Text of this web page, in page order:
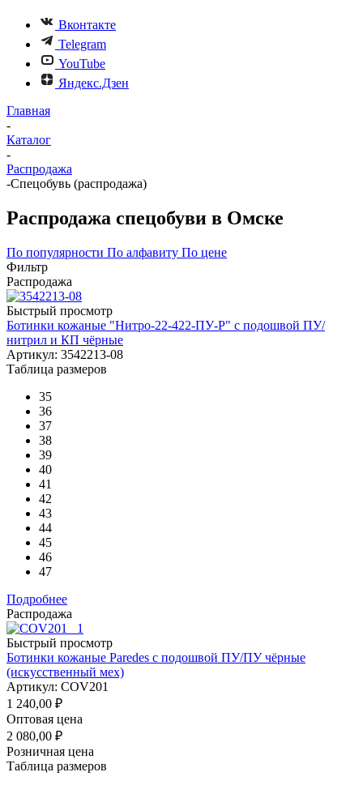
Вконтакте
Telegram
YouTube
Яндекс.Дзен
Главная
-
Каталог
-
Распродажа
-Спецобувь (распродажа)
Распродажа спецобуви в Омске
По популярности По алфавиту По цене
Фильтр
Распродажа
Быстрый просмотр
Ботинки кожаные "Нитро-22-422-ПУ-Р" с подошвой ПУ/
нитрил и КП чёрные
Артикул: 3542213-08
Таблица размеров
35
36
37
38
39
40
41
42
43
44
45
46
47
Подробнее
Распродажа
Быстрый просмотр
Ботинки кожаные Paredes c подошвой ПУ/ПУ чёрные
(искусственный мех)
Артикул: COV201
1 240,00 ₽
Оптовая цена
2 080,00 ₽
Розничная цена
Таблица размеров